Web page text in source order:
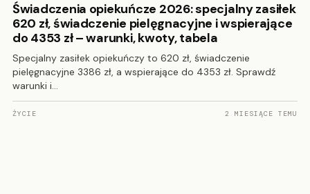
Świadczenia opiekuńcze 2026: specjalny zasiłek
620 zł, świadczenie pielęgnacyjne i wspierające
do 4353 zł – warunki, kwoty, tabela
Specjalny zasiłek opiekuńczy to 620 zł, świadczenie
pielęgnacyjne 3386 zł, a wspierające do 4353 zł. Sprawdź
warunki i…
ŻYCIE 2 MIESIĄCE TEMU